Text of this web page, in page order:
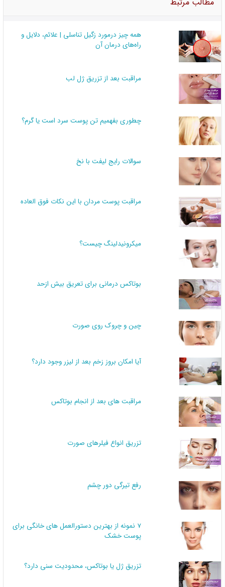
همه چیز درمورد زگیل تناسلی | علائم، دلایل و
راه‌های درمان آن
مراقبت بعد از تزریق ژل لب
چطوری بفهمیم تن پوست سرد است یا گرم؟
سوالات رایج لیفت با نخ
مراقبت پوست مردان با این نکات فوق العاده
میکرونیدلینگ چیست؟
بوتاکس درمانی برای تعریق بیش ازحد
چین و چروک روی صورت
آیا امکان بروز زخم بعد از لیزر وجود دارد؟
مراقبت های بعد از انجام بوتاکس
تزریق انواع فیلرهای صورت
رفع تیرگی دور چشم
7 نمونه از بهترین دستورالعمل های خانگی برای
پوست خشک
تزریق ژل یا بوتاکس، محدودیت سنی دارد؟